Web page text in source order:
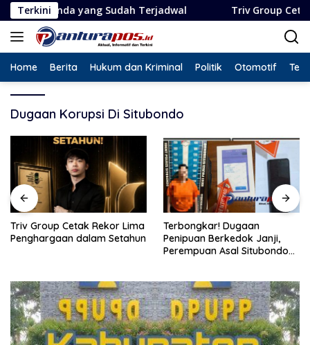
Langsung
ke
konten
Terkini
yang Sudah Terjadwal Triv Group Cetak Rekor
Home Berita Hukum dan Kriminal Politik Otomotif
Dugaan Korupsi Di Situbondo
Triv Group Cetak Rekor Lima
Penghargaan dalam Setahun
Terbongkar! Dugaan
Penipuan Berkedok Janji,
Perempuan Asal Situbondo